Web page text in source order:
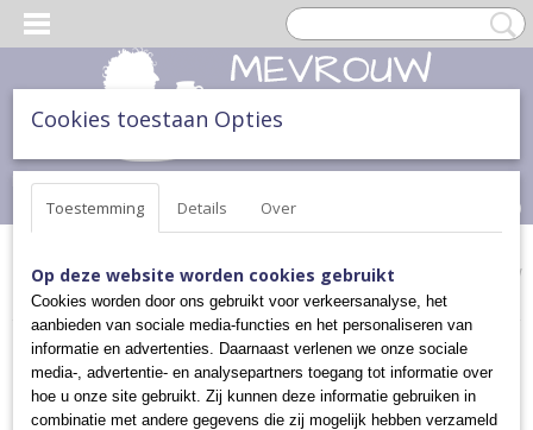
Inloggen Registreren
(0)
Home >ONTBIJT, LUNCH & DINER>BORDEN>ONTBIJTBORDEN
ONTBIJTBORD
Cookies toestaan Opties
Toestemming Details Over
Op deze website worden cookies gebruikt
Cookies worden door ons gebruikt voor verkeersanalyse, het
aanbieden van sociale media-functies en het personaliseren van
informatie en advertenties. Daarnaast verlenen we onze sociale
media-, advertentie- en analysepartners toegang tot informatie over
hoe u onze site gebruikt. Zij kunnen deze informatie gebruiken in
combinatie met andere gegevens die zij mogelijk hebben verzameld